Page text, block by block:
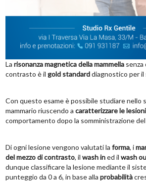
La risonanza magnetica della mammellasenza
contrasto è il gold standarddiagnostico per il
Con questo esame è possibile studiare nello
mammario riuscendo a caratterizzare le lesioni
comportamento dopo la somministrazione
Di ogni lesione vengono valutati la forma, i
del mezzo di contrasto, il wash ined il wash
dunque classificare la lesione mediante il
punteggio da 0 a 6, in base alla probabilità